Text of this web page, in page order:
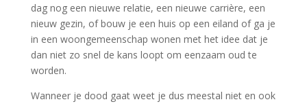
dag nog een nieuwe relatie, een nieuwe carrière, een
nieuw gezin, of bouw je een huis op een eiland of ga je
in een woongemeenschap wonen met het idee dat je
dan niet zo snel de kans loopt om eenzaam oud te
worden.
Wanneer je dood gaat weet je dus meestal niet en ook